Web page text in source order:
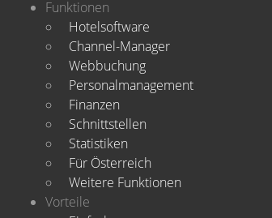
Funktionen
Hotelsoftware
Channel-Manager
Webbuchung
Personalmanagement
Finanzen
Schnittstellen
Statistiken
Für Österreich
Weitere Funktionen
Vorteile